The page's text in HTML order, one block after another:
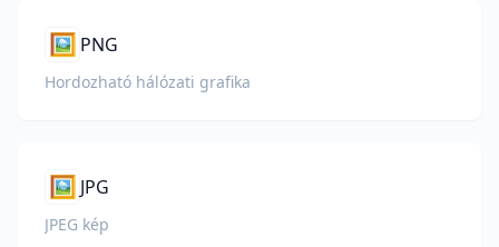
🖼️ PNG
Hordozható hálózati grafika
🖼️ JPG
JPEG kép